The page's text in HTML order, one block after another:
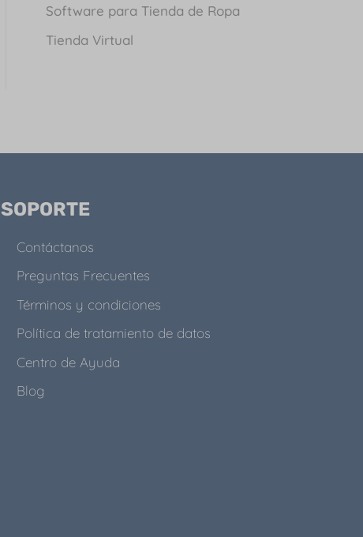
Software para Tienda de Ropa
Tienda Virtual
SOPORTE
Contáctanos
Preguntas Frecuentes
Términos y condiciones
Política de tratamiento de datos
Centro de Ayuda
Blog